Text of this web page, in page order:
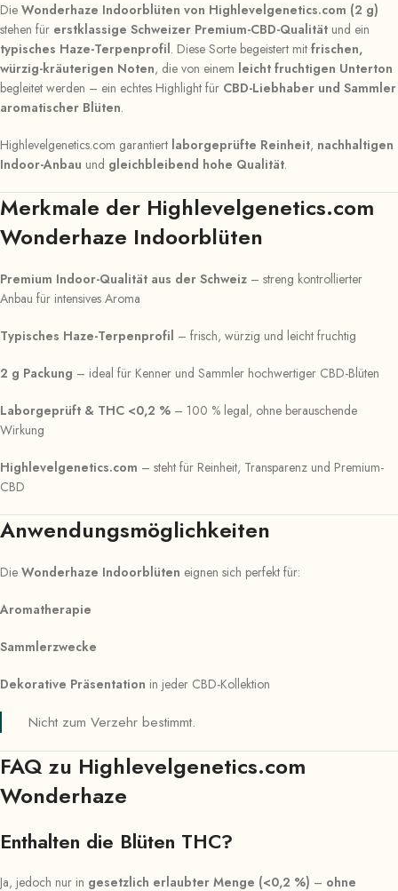
Die Wonderhaze Indoorblüten von Highlevelgenetics.com (2 g)
stehen für erstklassige Schweizer Premium-CBD-Qualität und ein
typisches Haze-Terpenprofil. Diese Sorte begeistert mit frischen,
würzig-kräuterigen Noten, die von einem leicht fruchtigen Unterton
begleitet werden – ein echtes Highlight für CBD-Liebhaber und Sammler
aromatischer Blüten.
Highlevelgenetics.com garantiert laborgeprüfte Reinheit, nachhaltigen
Indoor-Anbau und gleichbleibend hohe Qualität.
Merkmale der Highlevelgenetics.com
Wonderhaze Indoorblüten
Premium Indoor-Qualität aus der Schweiz – streng kontrollierter
Anbau für intensives Aroma
Typisches Haze-Terpenprofil – frisch, würzig und leicht fruchtig
2 g Packung – ideal für Kenner und Sammler hochwertiger CBD-Blüten
Laborgeprüft & THC <0,2 % – 100 % legal, ohne berauschende
Wirkung
Highlevelgenetics.com – steht für Reinheit, Transparenz und Premium-
CBD
Anwendungsmöglichkeiten
Die Wonderhaze Indoorblüten eignen sich perfekt für:
Aromatherapie
Sammlerzwecke
Dekorative Präsentation in jeder CBD-Kollektion
Nicht zum Verzehr bestimmt.
FAQ zu Highlevelgenetics.com
Wonderhaze
Enthalten die Blüten THC?
Ja, jedoch nur in gesetzlich erlaubter Menge (<0,2 %) – ohne